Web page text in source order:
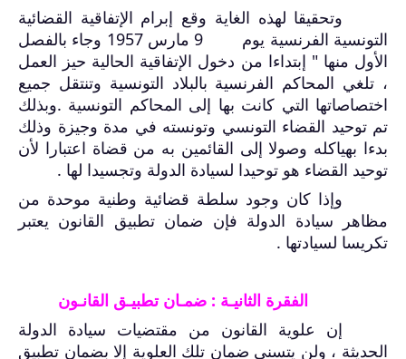
وتحقيقا لهذه الغاية وقع إبرام الإتفاقية القضائية
التونسية الفرنسية يوم 9 مارس 1957 وجاء بالفصل
الأول منها " إبتداءا من دخول الإتفاقية الحالية حيز العمل
، تلغي المحاكم الفرنسية بالبلاد التونسية وتنتقل جميع
اختصاصاتها التي كانت بها إلى المحاكم التونسية .وبذلك
تم توحيد القضاء التونسي وتونسته في مدة وجيزة وذلك
بدءا بهياكله وصولا إلى القائمين به من قضاة اعتبارا لأن
توحيد القضاء هو توحيدا لسيادة الدولة وتجسيدا لها .
وإذا كان وجود سلطة قضائية وطنية موحدة من
مظاهر سيادة الدولة فإن ضمان تطبيق القانون يعتبر
تكريسا لسيادتها .
الفقرة الثانيـة : ضمـان تطبيـق القانـون
إن علوية القانون من مقتضيات سيادة الدولة
الحديثة ، ولن يتسنى ضمان تلك العلوية إلا بضمان تطبيق